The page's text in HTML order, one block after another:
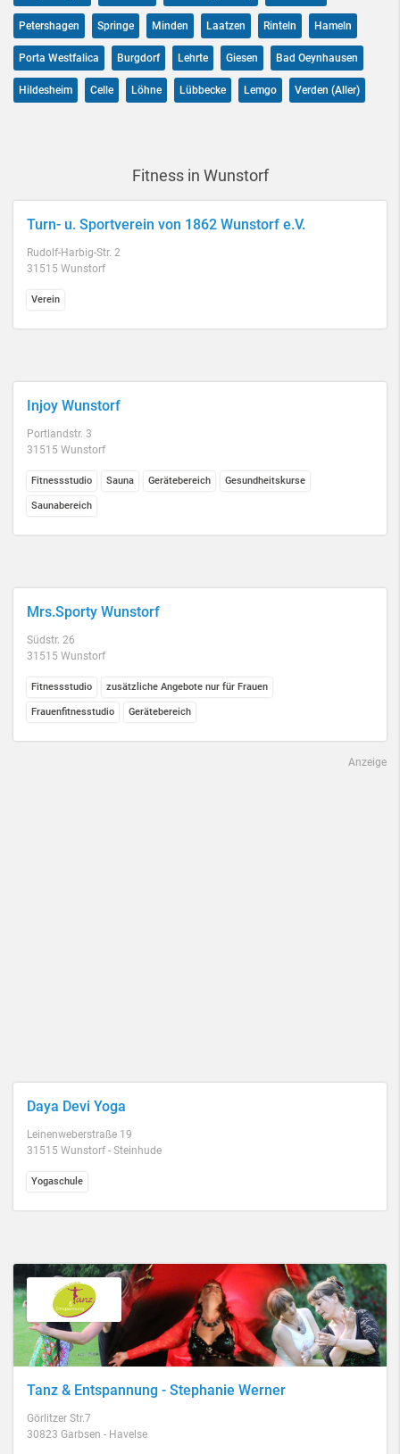
Petershagen Springe Minden Laatzen Rinteln Hameln
Porta Westfalica Burgdorf Lehrte Giesen Bad Oeynhausen
Hildesheim Celle Löhne Lübbecke Lemgo Verden (Aller)
Fitness in Wunstorf
Turn- u. Sportverein von 1862 Wunstorf e.V.
Rudolf-Harbig-Str. 2
31515 Wunstorf
Verein
Injoy Wunstorf
Portlandstr. 3
31515 Wunstorf
Fitnessstudio Sauna Gerätebereich Gesundheitskurse
Saunabereich
Mrs.Sporty Wunstorf
Südstr. 26
31515 Wunstorf
Fitnessstudio zusätzliche Angebote nur für Frauen
Frauenfitnesstudio Gerätebereich
Anzeige
Daya Devi Yoga
Leinenweberstraße 19
31515 Wunstorf - Steinhude
Yogaschule
Tanz & Entspannung - Stephanie Werner
Görlitzer Str.7
30823 Garbsen - Havelse